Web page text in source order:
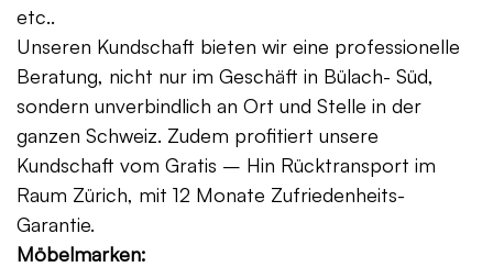
etc..
Unseren Kundschaft bieten wir eine professionelle
Beratung, nicht nur im Geschäft in Bülach- Süd,
sondern unverbindlich an Ort und Stelle in der
ganzen Schweiz. Zudem profitiert unsere
Kundschaft vom Gratis – Hin Rücktransport im
Raum Zürich, mit 12 Monate Zufriedenheits-
Garantie.
Möbelmarken: